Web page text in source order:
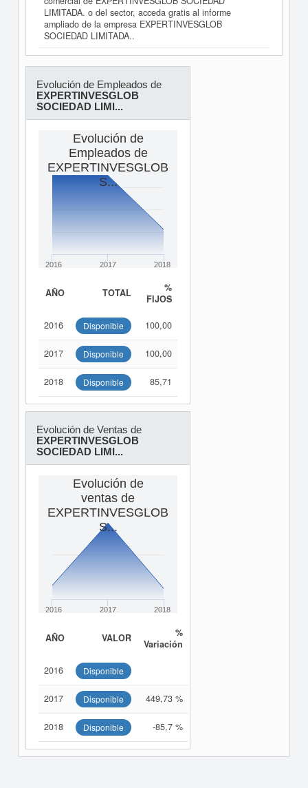
LIMITADA. o del sector, acceda gratis al informe
ampliado de la empresa EXPERTINVESGLOB
SOCIEDAD LIMITADA..
Evolución de Empleados de
EXPERTINVESGLOB
SOCIEDAD LIMI...
Evolución de
Empleados de
EXPERTINVESGLOB
S...
2016 2017 2018
AÑO TOTAL
%
FIJOS
2016 Disponible 100,00
2017 Disponible 100,00
2018 Disponible 85,71
Evolución de Ventas de
EXPERTINVESGLOB
SOCIEDAD LIMI...
Evolución de
ventas de
EXPERTINVESGLOB
S...
2016 2017 2018
AÑO VALOR
%
Variación
2016 Disponible
2017 Disponible 449,73 %
2018 Disponible -85,7 %